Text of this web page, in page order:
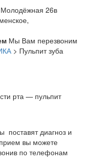
26в
Мы Вам перезвоним
> Пульпит зуба
рта — пульпит
поставят диагноз и
вы можете
по телефонам